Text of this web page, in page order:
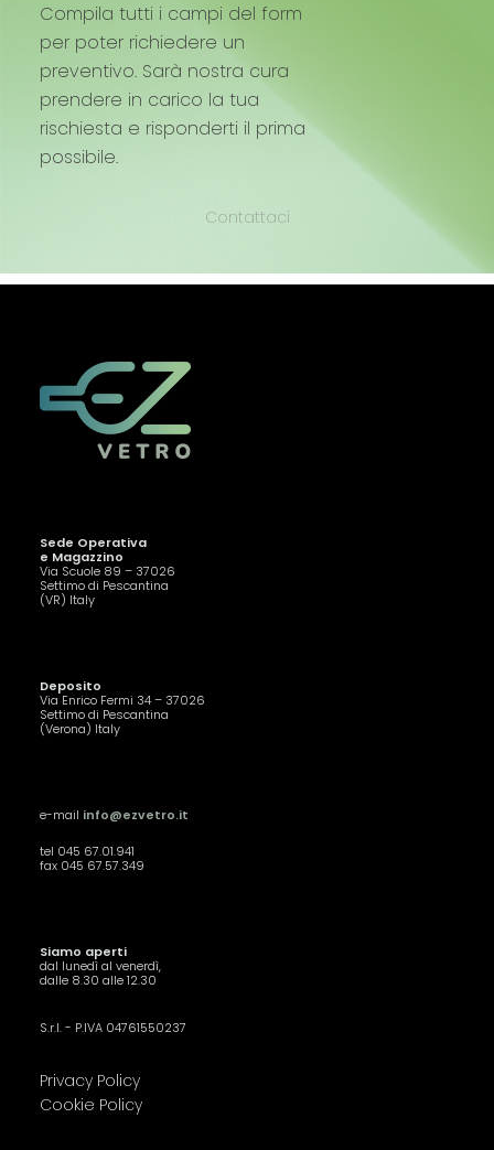
Compila tutti i campi del form
per poter richiedere un
preventivo. Sarà nostra cura
prendere in carico la tua
rischiesta e risponderti il prima
possibile.
Contattaci
Sede Operativa
e Magazzino
Via Scuole 89 – 37026
Settimo di Pescantina
(VR) Italy
Deposito
Via Enrico Fermi 34 – 37026
Settimo di Pescantina
(Verona) Italy
e-mail info@ezvetro.it
tel 045 67.01.941
fax 045 67.57.349
Siamo aperti
dal lunedì al venerdì,
dalle 8.30 alle 12.30
S.r.l. - P.IVA 04761550237
Privacy Policy
Cookie Policy